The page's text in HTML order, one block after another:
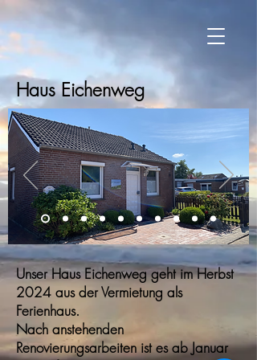
Haus Eichenweg
Unser Haus Eichenweg geht im Herbst
2024 aus der Vermietung als
Ferienhaus.
Nach anstehenden
Renovierungsarbeiten ist es ab Januar